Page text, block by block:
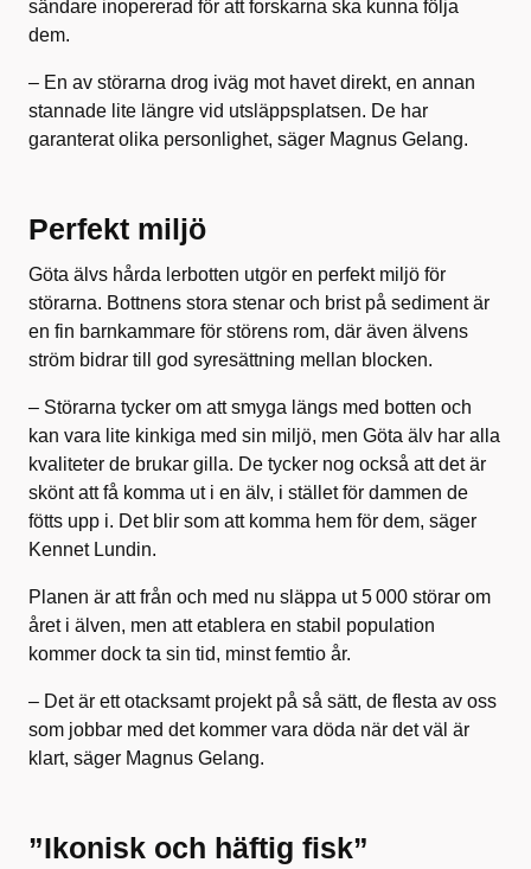
sändare inopererad för att forskarna ska kunna följa
dem.
– En av störarna drog iväg mot havet direkt, en annan
stannade lite längre vid utsläppsplatsen. De har
garanterat olika personlighet, säger Magnus Gelang.
Perfekt miljö
Göta älvs hårda lerbotten utgör en perfekt miljö för
störarna. Bottnens stora stenar och brist på sediment är
en fin barnkammare för störens rom, där även älvens
ström bidrar till god syresättning mellan blocken.
– Störarna tycker om att smyga längs med botten och
kan vara lite kinkiga med sin miljö, men Göta älv har alla
kvaliteter de brukar gilla. De tycker nog också att det är
skönt att få komma ut i en älv, i stället för dammen de
fötts upp i. Det blir som att komma hem för dem, säger
Kennet Lundin.
Planen är att från och med nu släppa ut 5 000 störar om
året i älven, men att etablera en stabil population
kommer dock ta sin tid, minst femtio år.
– Det är ett otacksamt projekt på så sätt, de flesta av oss
som jobbar med det kommer vara döda när det väl är
klart, säger Magnus Gelang.
”Ikonisk och häftig fisk”